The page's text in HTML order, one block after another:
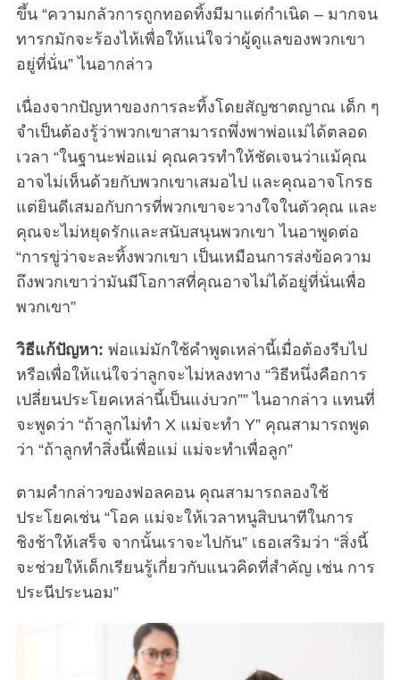
ขึ้น “ความกลัวการถูกทอดทิ้งมีมาแต่กำเนิด – มากจน
ทารกมักจะร้องไห้เพื่อให้แน่ใจว่าผู้ดูแลของพวกเขา
อยู่ที่นั่น” ไนอากล่าว
เนื่องจากปัญหาของการละทิ้งโดยสัญชาตญาณ เด็ก ๆ
จำเป็นต้องรู้ว่าพวกเขาสามารถพึ่งพาพ่อแม่ได้ตลอด
เวลา “ในฐานะพ่อแม่ คุณควรทำให้ชัดเจนว่าแม้คุณ
อาจไม่เห็นด้วยกับพวกเขาเสมอไป และคุณอาจโกรธ
แต่ยินดีเสมอกับการที่พวกเขาจะวางใจในตัวคุณ และ
คุณจะไม่หยุดรักและสนับสนุนพวกเขา ไนอาพูดต่อ
“การขู่ว่าจะละทิ้งพวกเขา เป็นเหมือนการส่งข้อความ
ถึงพวกเขาว่ามันมีโอกาสที่คุณอาจไม่ได้อยู่ที่นั่นเพื่อ
พวกเขา”
วิธีแก้ปัญหา: พ่อแม่มักใช้คำพูดเหล่านี้เมื่อต้องรีบไป
หรือเพื่อให้แน่ใจว่าลูกจะไม่หลงทาง “วิธีหนึ่งคือการ
เปลี่ยนประโยคเหล่านี้เป็นแง่บวก”” ไนอากล่าว แทนที่
จะพูดว่า “ถ้าลูกไม่ทำ X แม่จะทำ Y” คุณสามารถพูด
ว่า “ถ้าลูกทำสิ่งนี้เพื่อแม่ แม่จะทำเพื่อลูก”
ตามคำกล่าวของฟอลคอน คุณสามารถลองใช้
ประโยคเช่น “โอค แม่จะให้เวลาหนูสิบนาทีในการ
ชิงช้าให้เสร็จ จากนั้นเราจะไปกัน” เธอเสริมว่า “สิ่งนี้
จะช่วยให้เด็กเรียนรู้เกี่ยวกับแนวคิดที่สำคัญ เช่น การ
ประนีประนอม”